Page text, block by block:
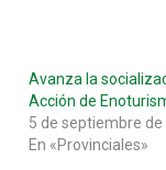
Avanza la
Acción de
5 de septiembre de
En «Provinciales»